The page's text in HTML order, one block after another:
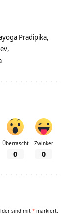
Pradipika
Überrascht
0
Zwinker
0
sind mit * markiert.